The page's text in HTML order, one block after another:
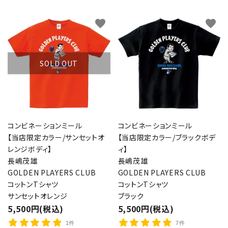
SOLD OUT
コンビネーションミール
【当店限定カラー/サンセットオ
レンジボディ】
長嶋茂雄
GOLDEN PLAYERS CLUB
コットンTシャツ
サンセットオレンジ
5,500円(税込)
1件
favorite
コンビネーションミール
【当店限定カラー/ブラックボデ
ィ】
長嶋茂雄
GOLDEN PLAYERS CLUB
コットンTシャツ
ブラック
5,500円(税込)
7件
favorite